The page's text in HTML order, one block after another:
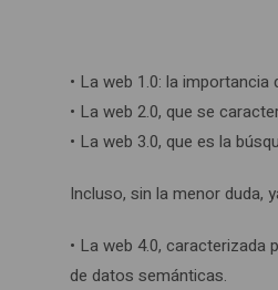
• La web 1.0: la
• La web 2.0, que se
• La web 3.0, que es la
Incluso, sin la menor duda,
• La web 4.0,
de datos semánticas.